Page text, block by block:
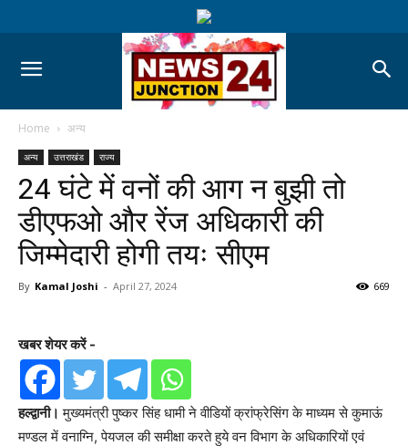
Home अन्य
अन्य उत्तराखंड राज्य
24 घंटे में वनों की आग न बुझी तो
डीएफओ और रेंज अधिकारी की
जिम्मेदारी होगी तयः सीएम
By Kamal Joshi - April 27, 2024 669
खबर शेयर करें -
हल्द्वानी। मुख्यमंत्री पुष्कर सिंह धामी ने वीडियों क्रांफ्रेसिंग के माध्यम से कुमाऊं
मण्डल में वनाग्नि, पेयजल की समीक्षा करते हुये वन विभाग के अधिकारियों एवं